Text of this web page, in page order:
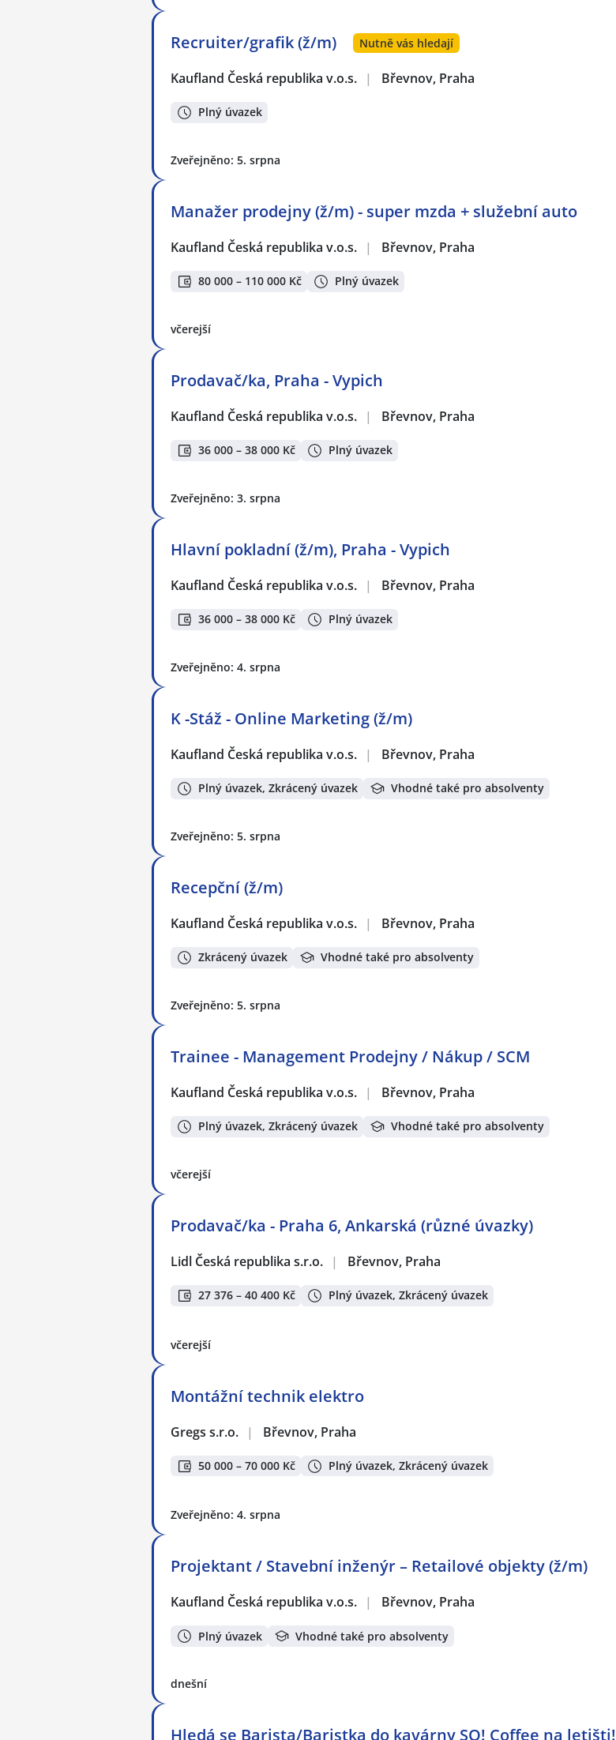
Recruiter/grafik (ž/m) Nutně vás hledají
Kaufland Česká republika v.o.s. | Břevnov, Praha
Plný úvazek
Zveřejněno: 5. srpna
Manažer prodejny (ž/m) - super mzda + služební auto
Kaufland Česká republika v.o.s. | Břevnov, Praha
80 000 – 110 000 Kč Plný úvazek
včerejší
Prodavač/ka, Praha - Vypich
Kaufland Česká republika v.o.s. | Břevnov, Praha
36 000 – 38 000 Kč Plný úvazek
Zveřejněno: 3. srpna
Hlavní pokladní (ž/m), Praha - Vypich
Kaufland Česká republika v.o.s. | Břevnov, Praha
36 000 – 38 000 Kč Plný úvazek
Zveřejněno: 4. srpna
K -Stáž - Online Marketing (ž/m)
Kaufland Česká republika v.o.s. | Břevnov, Praha
Plný úvazek, Zkrácený úvazek Vhodné také pro absolventy
Zveřejněno: 5. srpna
Recepční (ž/m)
Kaufland Česká republika v.o.s. | Břevnov, Praha
Zkrácený úvazek Vhodné také pro absolventy
Zveřejněno: 5. srpna
Trainee - Management Prodejny / Nákup / SCM
Kaufland Česká republika v.o.s. | Břevnov, Praha
Plný úvazek, Zkrácený úvazek Vhodné také pro absolventy
včerejší
Prodavač/ka - Praha 6, Ankarská (různé úvazky)
Lidl Česká republika s.r.o. | Břevnov, Praha
27 376 – 40 400 Kč Plný úvazek, Zkrácený úvazek
včerejší
Montážní technik elektro
Gregs s.r.o. | Břevnov, Praha
50 000 – 70 000 Kč Plný úvazek, Zkrácený úvazek
Zveřejněno: 4. srpna
Projektant / Stavební inženýr – Retailové objekty (ž/m)
Kaufland Česká republika v.o.s. | Břevnov, Praha
Plný úvazek Vhodné také pro absolventy
dnešní
Hledá se Barista/Baristka do kavárny SO! Coffee na letišti!